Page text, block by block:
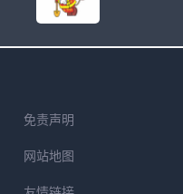
免责声明
网站地图